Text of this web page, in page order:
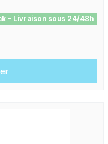
- Livraison sous 24/48h